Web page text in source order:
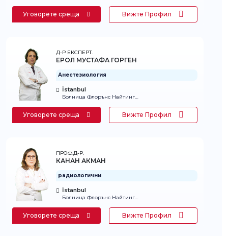
Уговорете среща Вижте Профил
Д-Р ЕКСПЕРТ.
ЕРОЛ МУСТАФА ГОРГЕН
Анестезиология
İstanbul
Болница Флорънс Найтингейл
Уговорете среща Вижте Профил
ПРОФ.Д-Р.
КАНАН АКМАН
радиологични
İstanbul
Болница Флорънс Найтингейл
Уговорете среща Вижте Профил